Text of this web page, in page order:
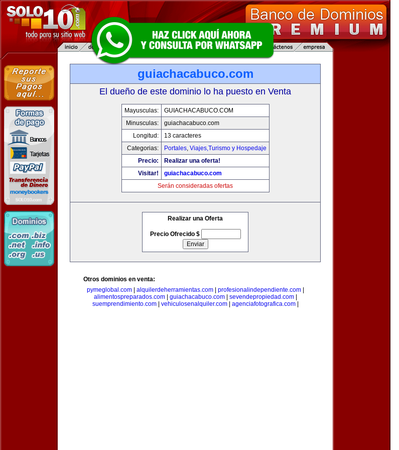
guiachacabuco.com
El dueño de este dominio lo ha puesto en Venta
Mayusculas:
GUIACHACABUCO.COM
Minusculas:
guiachacabuco.com
Longitud:
13 caracteres
Categorias:
Portales, Viajes,Turismo y Hospedaje
Precio:
Realizar una oferta!
Visitar!
guiachacabuco.com
Serán consideradas ofertas
Realizar una Oferta
Precio Ofrecido $
Otros dominios en venta:
pymeglobal.com| alquilerdeherramientas.com| profesionalindependiente.com|
alimentospreparados.com| guiachacabuco.com| sevendepropiedad.com|
suemprendimiento.com| vehiculosenalquiler.com| agenciafotografica.com|